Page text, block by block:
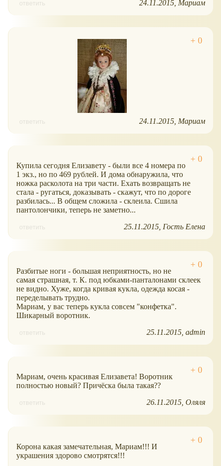
ответить 24.11.2015 Мариам
ответить 24.11.2015 Мариам
Купила сегодня Елизавету - были все 4 номера по
1 экз., но по 469 рублей. И дома обнаружила, что
ножка расколота на три части. Ехать возвращать не
стала - ругаться, доказывать - скажут, что по дороге
разбилась... В общем сложила - склеила. Сшила
пантолончики, теперь не заметно...
ответить 25.11.2015 Гость Елена
Разбитые ноги - большая неприятность, но не
самая страшная, т. К. под юбками-панталонами склеек
не видно. Хуже, когда кривая кукла, одежда косая -
переделывать трудно.
Мариам, у вас теперь кукла совсем "конфетка".
Шикарный воротник.
ответить 25.11.2015 admin
Мариам, очень красивая Елизавета! Воротник
полностью новый? Причёска была такая??
ответить 26.11.2015 Оляля
Корона какая замечательная, Мариам!!! И
украшения здорово смотрятся!!!